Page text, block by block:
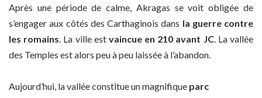
Après une période de calme, Akragas se voit obligée de
s’engager aux côtés des Carthaginois dans la guerre contre
les romains . La ville est vaincue en 210 avant JC. La vallée
des Temples est alors peu à peu laissée à l’abandon.
Aujourd’hui, la vallée constitue un magnifique parc